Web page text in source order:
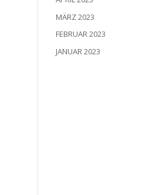
MÄRZ 2023
FEBRUAR 2023
JANUAR 2023